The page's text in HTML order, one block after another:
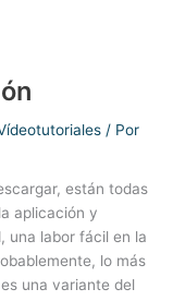
/ Por
están todas
aplicación y
una labor fácil en la
lo más
una variante del